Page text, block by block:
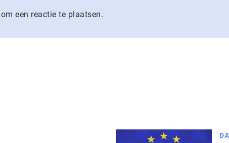
om een reactie te plaatsen.